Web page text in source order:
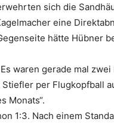
sich die
eine
hätte Hübner
waren gerade mal
per Flugkopfball
Monats“.
1:3. Nach einem